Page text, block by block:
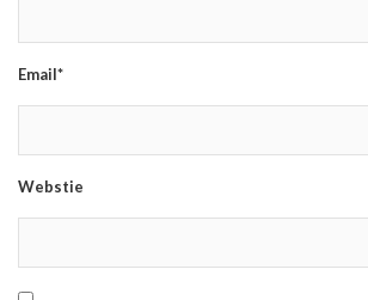
Email*
Webstie